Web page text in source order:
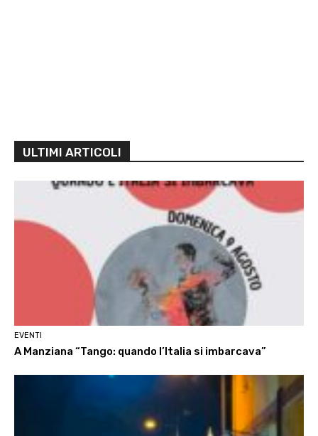
ULTIMI ARTICOLI
EVENTI
A Manziana “Tango: quando l’Italia si imbarcava”